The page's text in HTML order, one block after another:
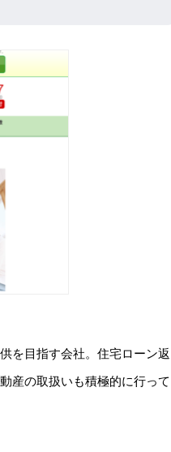
を目指す会社。住宅ローン返
産の取扱いも積極的に行って